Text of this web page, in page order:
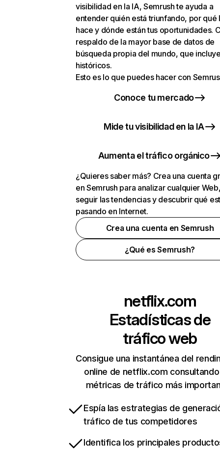
visibilidad en la IA, Semrush te ayuda a
entender quién está triunfando, por qué
hace y dónde están tus oportunidades.
respaldo de la mayor base de datos de
búsqueda propia del mundo, que
históricos.
Esto es lo que puedes hacer con
Conoce tu mercado
Mide tu visibilidad en la IA
Aumenta el tráfico orgánico
¿Quieres saber más? Crea una cuenta
en Semrush para analizar cualquier
seguir las tendencias y descubrir qué
pasando en Internet.
Crea una cuenta en Semrush
¿Qué es Semrush?
netflix.com
Estadísticas de
tráfico web
Consigue una instantánea del
online de netflix.com
métricas de tráfico más
Espía las estrategias de
tráfico de tus competidores
Identifica los principales